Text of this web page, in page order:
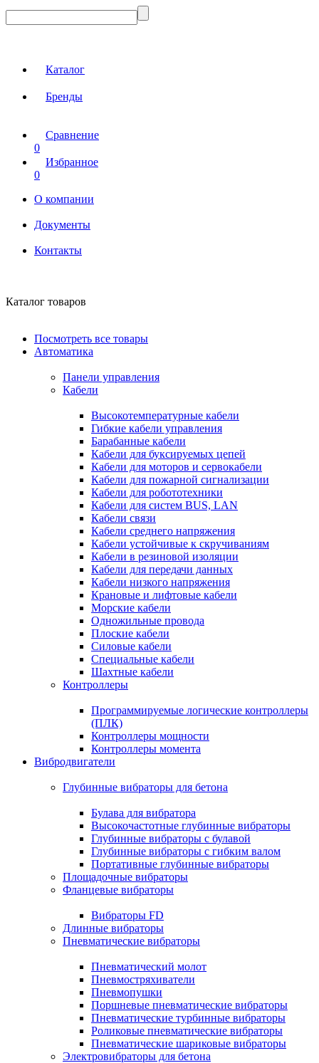
Каталог
Бренды
Сравнение
0
Избранное
0
О компании
Документы
Контакты
Каталог товаров
Посмотреть все товары
Автоматика
Панели управления
Кабели
Высокотемпературные кабели
Гибкие кабели управления
Барабанные кабели
Кабели для буксируемых цепей
Кабели для моторов и сервокабели
Кабели для пожарной сигнализации
Кабели для робототехники
Кабели для систем BUS, LAN
Кабели связи
Кабели среднего напряжения
Кабели устойчивые к скручиваниям
Кабели в резиновой изоляции
Кабели для передачи данных
Кабели низкого напряжения
Крановые и лифтовые кабели
Морские кабели
Одножильные провода
Плоские кабели
Силовые кабели
Специальные кабели
Шахтные кабели
Контроллеры
Программируемые логические контроллеры
(ПЛК)
Контроллеры мощности
Контроллеры момента
Вибродвигатели
Глубинные вибраторы для бетона
Булава для вибратора
Высокочастотные глубинные вибраторы
Глубинные вибраторы с булавой
Глубинные вибраторы с гибким валом
Портативные глубинные вибраторы
Площадочные вибраторы
Фланцевые вибраторы
Вибраторы FD
Длинные вибраторы
Пневматические вибраторы
Пневматический молот
Пневмостряхиватели
Пневмопушки
Поршневые пневматические вибраторы
Пневматические турбинные вибраторы
Роликовые пневматические вибраторы
Пневматические шариковые вибраторы
Электровибраторы для бетона